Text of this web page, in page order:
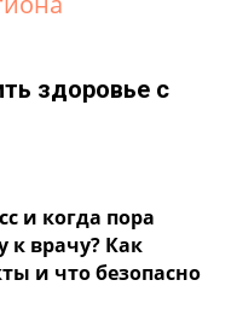
здоровье с
и когда пора
к врачу? Как
и что безопасно